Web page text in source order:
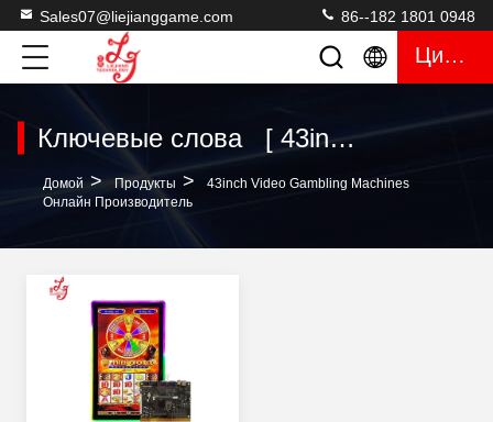
Sales07@liejianggame.com 86--182 1801 0948
Цитата
Ключевые слова [ 43inch video gambling machines ] Совпадение 1 продукты
Домой > Продукты >
43inch Video Gambling Machines
Онлайн Производитель